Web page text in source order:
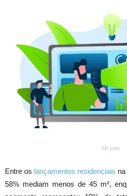
SB post
Entre os lançamentos residenciais
58% mediam menos de 45 m²,